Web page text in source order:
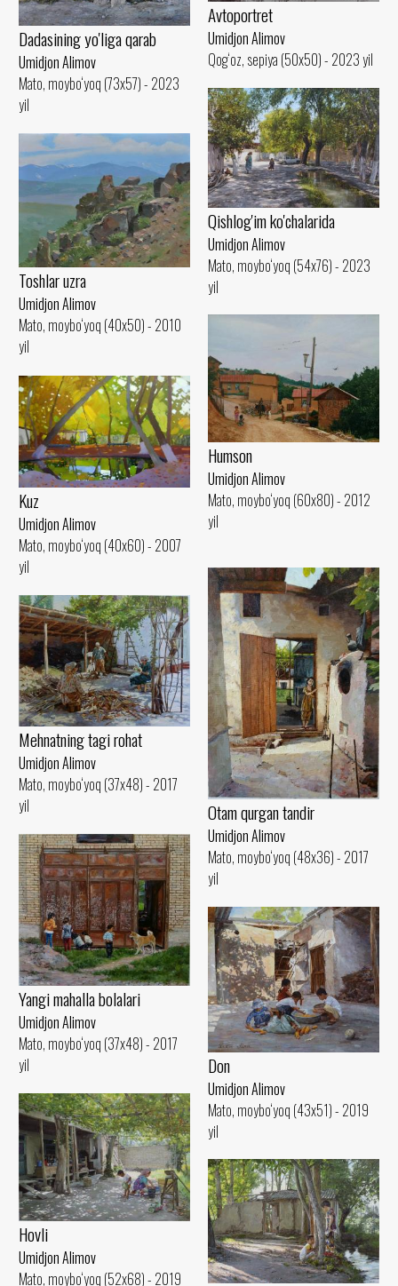
Dadasining yo'liga qarab
Umidjon Alimov
Mato, moybo‘yoq (73x57) - 2023
yil
Avtoportret
Umidjon Alimov
Qog‘oz, sepiya (50x50) - 2023 yil
Qishlog'im ko'chalarida
Umidjon Alimov
Mato, moybo‘yoq (54x76) - 2023
yil
Toshlar uzra
Umidjon Alimov
Mato, moybo‘yoq (40x50) - 2010
yil
Humson
Umidjon Alimov
Mato, moybo‘yoq (60x80) - 2012
yil
Kuz
Umidjon Alimov
Mato, moybo‘yoq (40x60) - 2007
yil
Otam qurgan tandir
Umidjon Alimov
Mato, moybo‘yoq (48x36) - 2017
yil
Mehnatning tagi rohat
Umidjon Alimov
Mato, moybo‘yoq (37x48) - 2017
yil
Yangi mahalla bolalari
Umidjon Alimov
Mato, moybo‘yoq (37x48) - 2017
yil
Don
Umidjon Alimov
Mato, moybo‘yoq (43x51) - 2019
yil
Hovli
Umidjon Alimov
Mato, moybo‘yoq (52x68) - 2019